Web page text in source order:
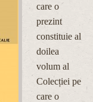
care o
prezint
constituie al
doilea
volum al
Colecției pe
care o